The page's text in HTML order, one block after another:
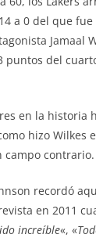
a 0 del que
Jamaal
puntos del
en la historia
hizo Wilkes
campo contrario.
recordó
en 2011
increíble«, «